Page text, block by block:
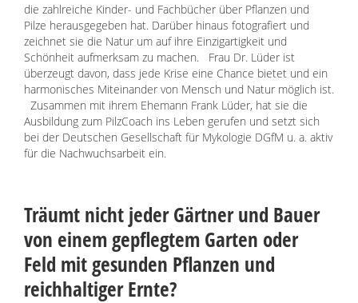
die zahlreiche Kinder- und Fachbücher über Pflanzen und
Pilze herausgegeben hat. Darüber hinaus fotografiert und
zeichnet sie die Natur um auf ihre Einzigartigkeit und
Schönheit aufmerksam zu machen. Frau Dr. Lüder ist
überzeugt davon, dass jede Krise eine Chance bietet und ein
harmonisches Miteinander von Mensch und Natur möglich ist.
Zusammen mit ihrem Ehemann Frank Lüder, hat sie die
Ausbildung zum PilzCoach ins Leben gerufen und setzt sich
bei der Deutschen Gesellschaft für Mykologie DGfM u. a. aktiv
für die Nachwuchsarbeit ein.
Träumt nicht jeder Gärtner und Bauer
von einem gepflegtem Garten oder
Feld mit gesunden Pflanzen und
reichhaltiger Ernte?